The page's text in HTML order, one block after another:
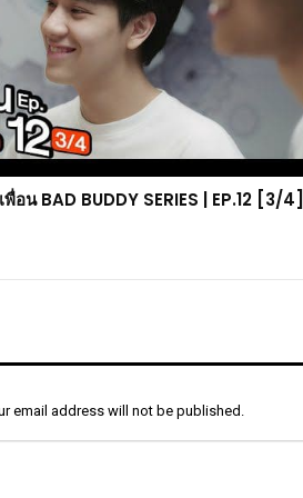
อน BAD BUDDY SERIES | EP.12 [3/4] |
email address will not be published.